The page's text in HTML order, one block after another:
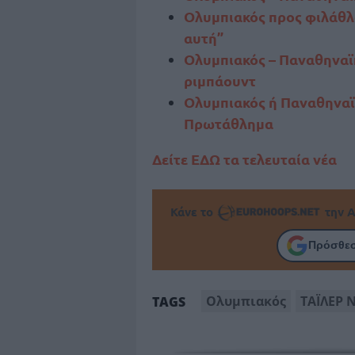
Ολυμπιακός προς
αυτή”
Ολυμπιακός –
ριμπάουντ
Ολυμπιακός ή
Πρωτάθλημα
Δείτε ΕΔΩ τα τελευταία νέα
Κάνε το την
TAGS Ολυμπιακός ΤΑΪΛΕΡ